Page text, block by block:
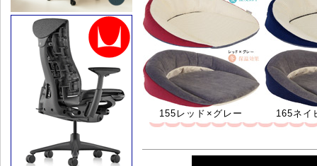
155レッド×グレー 165ネイ